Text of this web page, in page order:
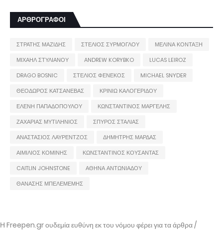
ΑΡΘΡΟΓΡΑΦΟΙ
ΣΤΡΑΤΗΣ ΜΑΖΙΔΗΣ ΣΤΕΛΙΟΣ ΣΥΡΜΟΓΛΟΥ
ΜΕΛΙΝΑ ΚΟΝΤΑΞΗ
ΜΙΧΑΗΛ ΣΤΥΛΙΑΝΟΥ
ANDREW KORYBKO
LUCAS LEIROZ
DRAGO BOSNIC
ΣΤΕΛΙΟΣ ΦΕΝΕΚΟΣ
MICHAEL SNYDER
ΘΕΟΔΩΡΟΣ ΚΑΤΣΑΝΕΒΑΣ
ΚΡΙΝΙΩ ΚΑΛΟΓΕΡΙΔΟΥ
ΕΛΕΝΗ ΠΑΠΑΔΟΠΟΥΛΟΥ
ΚΩΝΣΤΑΝΤΙΝΟΣ ΜΑΡΓΕΛΗΣ
ΖΑΧΑΡΙΑΣ ΜΥΤΙΛΗΝΙΟΣ
ΣΠΥΡΟΣ ΣΤΑΛΙΑΣ
ΑΝΑΣΤΑΣΙΟΣ ΛΑΥΡΕΝΤΖΟΣ
ΔΗΜΗΤΡΗΣ ΜΑΡΔΑΣ
ΑΙΜΙΛΙΟΣ ΚΟΜΙΝΗΣ
ΚΩΝΣΤΑΝΤΙΝΟΣ ΚΟΥΣΑΝΤΑΣ
CAITLIN JOHNSTONE
ΑΘΗΝΑ ΑΝΤΩΝΙΑΔΟΥ
ΘΑΝΑΣΗΣ ΜΠΕΛΕΜΕΜΗΣ
Η Freepen.gr ουδεμία ευθύνη εκ του νόμου φέρει για τα άρθρα /